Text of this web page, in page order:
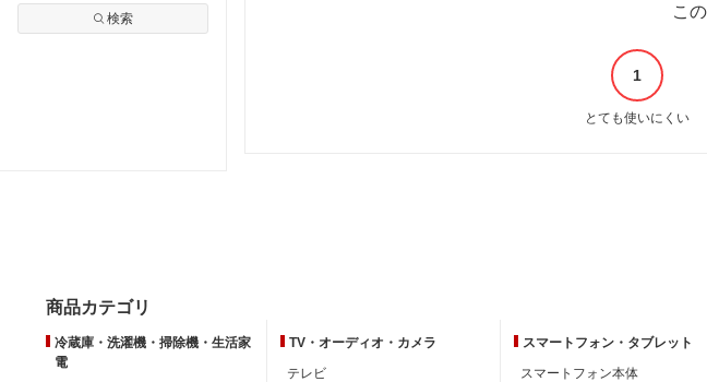
検索 こ
1
とても使いにくい
商品カテゴリ
冷蔵庫・洗濯機・掃除機・生活家
電
TV・オーディオ・カメラ
テレビ
スマートフォン・ タブレット
スマートフォン本体